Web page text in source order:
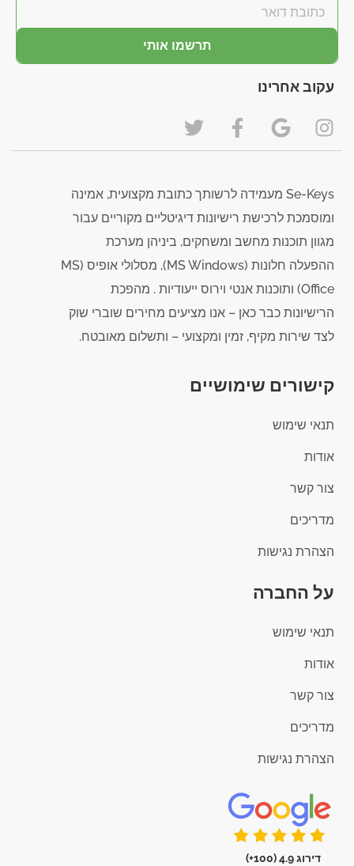
תרשמו אותי
עקוב אחרינו
Se-Keys מעמידה לרשותך כתובת מקצועית, אמינה
ומוסמכת לרכישת רישיונות דיגיטליים מקוריים עבור
מגוון תוכנות מחשב ומשחקים, ביניהן מערכת
ההפעלה חלונות (MS Windows), מסלולי אופיס (MS
Office) ותוכנות אנטי וירוס ייעודיות . מהפכת
הרישיונות כבר כאן – אנו מציעים מחירים שוברי שוק
לצד שירות מקיף, זמין ומקצועי – ותשלום מאובטח.
קישורים שימושיים
תנאי שימוש
אודות
צור קשר
מדריכים
הצהרת נגישות
על החברה
תנאי שימוש
אודות
צור קשר
מדריכים
הצהרת נגישות
דירוג 4.9 (100+)